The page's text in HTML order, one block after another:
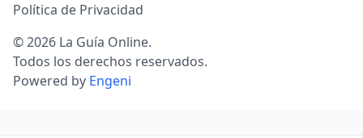
Política de Privacidad
© 2026 La Guía Online.
Todos los derechos reservados.
Powered by Engeni